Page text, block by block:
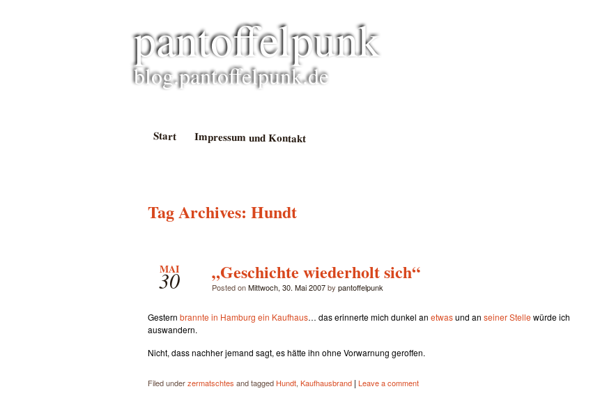
pantoffelpunk
blog.pantoffelpunk.de
Start Impressum und Kontakt
Tag Archives: Hundt
MAI
30 „Geschichte wiederholt sich“
Posted onMittwoch, 30. Mai 2007by pantoffelpunk
Gestern brannte in Hamburg ein Kaufhaus… das erinnerte mich dunkel an etwasund an seiner Stelle würde ich
auswandern.
Nicht, dass nachher jemand sagt, es hätte ihn ohne Vorwarnung geroffen.
Filed underzermatschtes and tagged Hundt, Kaufhausbrand | Leave a comment